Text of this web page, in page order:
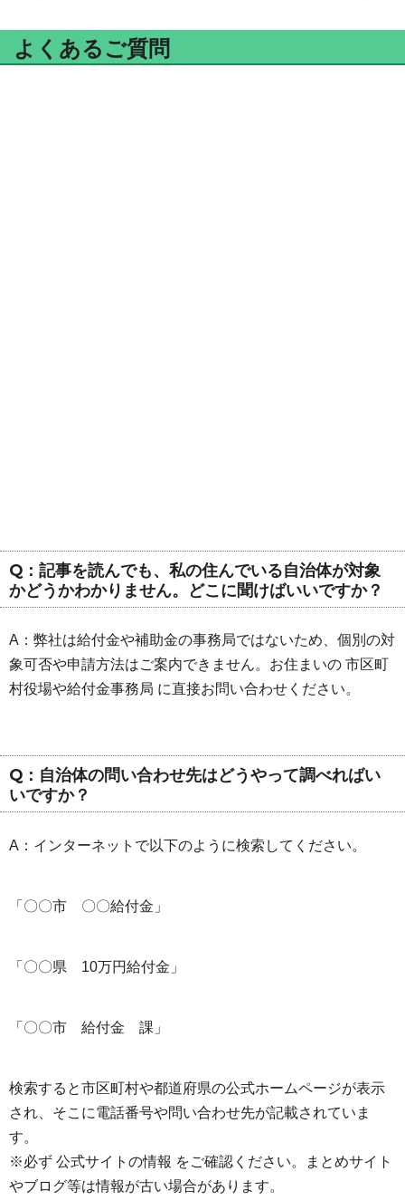
よくあるご質問
Q：記事を読んでも、私の住んでいる自治体が対象
かどうかわかりません。どこに聞けばいいですか？
A：弊社は給付金や補助金の事務局ではないため、個別の対
象可否や申請方法はご案内できません。お住まいの 市区町
村役場や給付金事務局 に直接お問い合わせください。
Q：自治体の問い合わせ先はどうやって調べればい
いですか？
A：インターネットで以下のように検索してください。
「〇〇市 〇〇給付金」
「〇〇県 10万円給付金」
「〇〇市 給付金 課」
検索すると市区町村や都道府県の公式ホームページが表示
され、そこに電話番号や問い合わせ先が記載されていま
す。
※必ず 公式サイトの情報 をご確認ください。まとめサイト
やブログ等は情報が古い場合があります。